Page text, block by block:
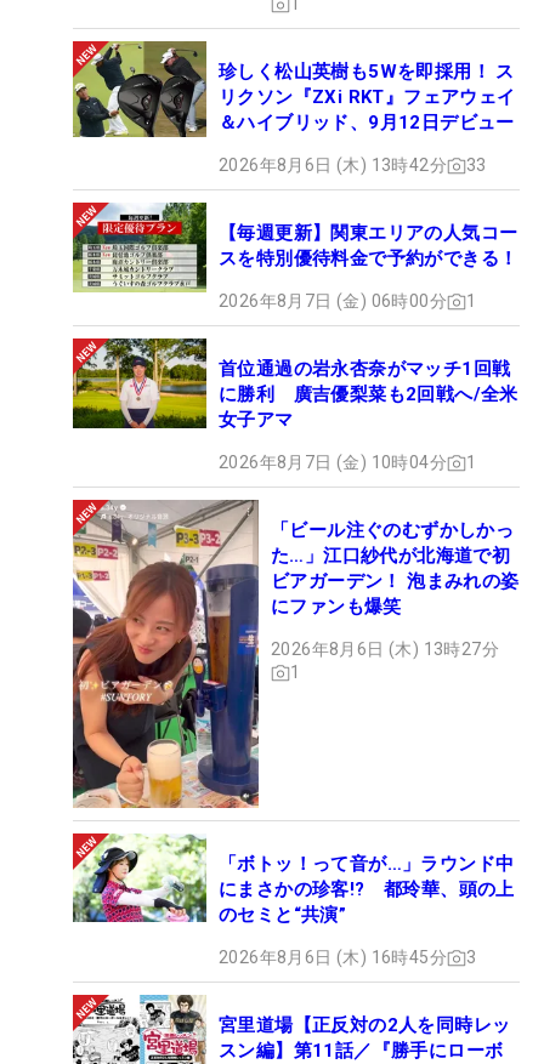
珍しく松山英樹も5Wを即採用！ ス
リクソン『ZXi RKT』フェアウェイ
＆ハイブリッド、9月12日デビュー
2026年8月6日 (木) 13時42分 33
【毎週更新】関東エリアの人気コー
スを特別優待料金で予約ができる！
2026年8月7日 (金) 06時00分 1
首位通過の岩永杏奈がマッチ1回戦
に勝利 廣吉優梨菜も2回戦へ/全米
女子アマ
2026年8月7日 (金) 10時04分 1
「ビール注ぐのむずかしかっ
た…」江口紗代が北海道で初
ビアガーデン！ 泡まみれの姿
にファンも爆笑
2026年8月6日 (木) 13時27分
1
「ボトッ！って音が…」ラウンド中
にまさかの珍客!? 都玲華、頭の上
のセミと“共演”
2026年8月6日 (木) 16時45分 3
宮里道場【正反対の2人を同時レッ
スン編】第11話／『勝手にローボ